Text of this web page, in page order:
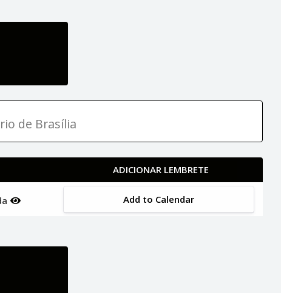
de Brasília
ADICIONAR LEMBRETE
Add to Calendar